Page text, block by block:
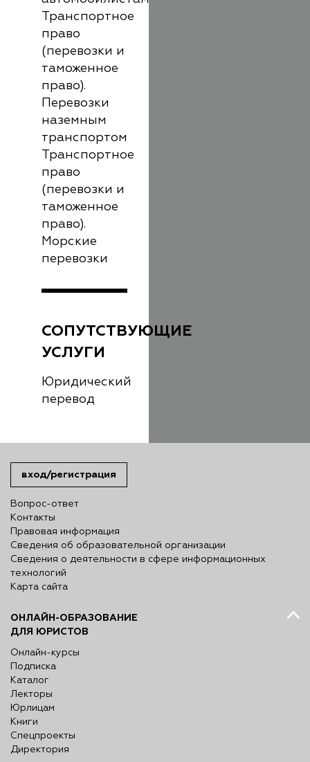
Транспортное
право
(перевозки и
таможенное
право).
Перевозки
наземным
транспортом
Транспортное
право
(перевозки и
таможенное
право).
Морские
перевозки
СОПУТСТВУЮЩИЕ
УСЛУГИ
Юридический
перевод
вход/регистрация
Вопрос-ответ
Контакты
Правовая информация
Сведения об образовательной организации
Сведения о деятельности в сфере информационных
технологий
Карта сайта
ОНЛАЙН-ОБРАЗОВАНИЕ
ДЛЯ ЮРИСТОВ
Онлайн-курсы
Подписка
Каталог
Лекторы
Юрлицам
Книги
Спецпроекты
Директория